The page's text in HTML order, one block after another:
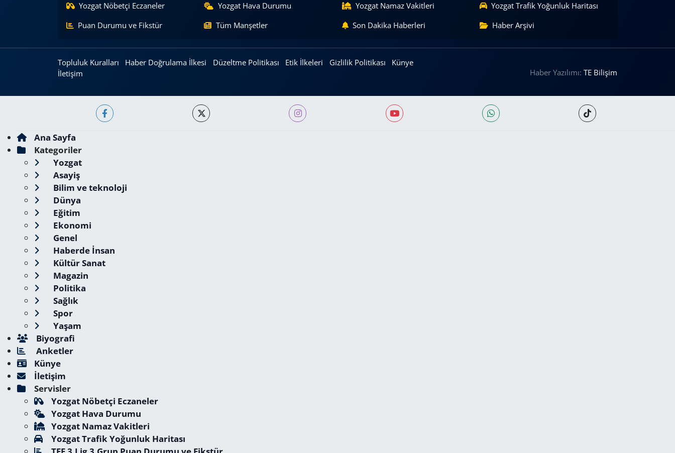
Yozgat Nöbetçi Eczaneler Yozgat Hava Durumu Yozgat Namaz Vakitleri
Yozgat Trafik Yoğunluk Haritası
Puan Durumu ve Fikstür
Tüm Manşetler Son Dakika Haberleri Haber Arşivi
Topluluk Kuralları Haber Doğrulama İlkesi Düzeltme Politikası Etik İlkeleri Gizlilik Politikası
Künye
İletişim
Haber Yazılımı:TE Bilişim
Ana Sayfa
Kategoriler
Yozgat
Asayiş
Bilim ve teknoloji
Dünya
Eğitim
Ekonomi
Genel
Haberde İnsan
Kültür Sanat
Magazin
Politika
Sağlık
Spor
Yaşam
Biyografi
Anketler
Künye
İletişim
Servisler
Yozgat Nöbetçi Eczaneler
Yozgat Hava Durumu
Yozgat Namaz Vakitleri
Yozgat Trafik Yoğunluk Haritası